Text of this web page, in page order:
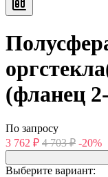
(фланец
По запросу
3 762 ₽ 4 703 ₽ -20%
Выберите вариант: